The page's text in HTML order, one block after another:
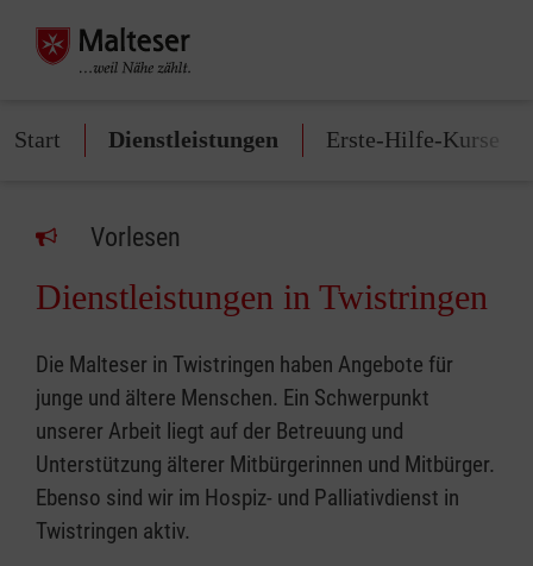
Start Dienstleistungen Erste-Hilfe-Kurse
Vorlesen
Dienstleistungen in Twistringen
Die Malteser in Twistringen haben Angebote für
junge und ältere Menschen. Ein Schwerpunkt
unserer Arbeit liegt auf der Betreuung und
Unterstützung älterer Mitbürgerinnen und Mitbürger.
Ebenso sind wir im Hospiz- und Palliativdienst in
Twistringen aktiv.